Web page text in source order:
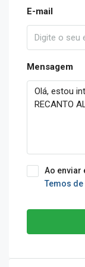
E-mail
Mensagem
Ao enviar
Temos de